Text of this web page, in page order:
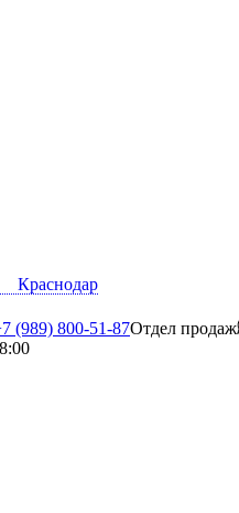
Краснодар
(989) 800-51-87Отдел продаж